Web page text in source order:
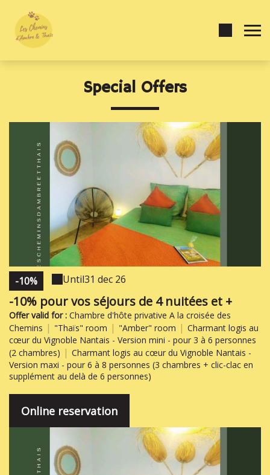
Special Offers
-10% Until31 dec 26
-10% pour vos séjours de 4 nuitées et +
Offer valid for : Chambre d'hôte privative A la croisée des
Chemins | "Thaïs" room | "Amber" room | Charmant logis au
cœur du Vignoble Nantais - Version mini - pour 3 à 6 personnes
(2 chambres) | Charmant logis au cœur du Vignoble Nantais -
Version maxi - pour 6 à 8 personnes (3 chambres + clic-clac en
supplément au delà de 6 personnes)
Online reservation